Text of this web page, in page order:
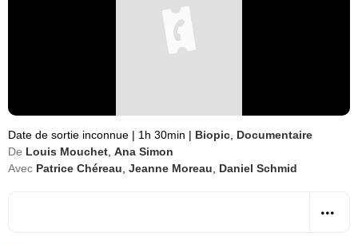
Date de sortie inconnue | 1h 30min | Biopic Documentaire
De Louis Mouchet Ana Simon
Avec Patrice Chéreau Jeanne Moreau Daniel Schmid